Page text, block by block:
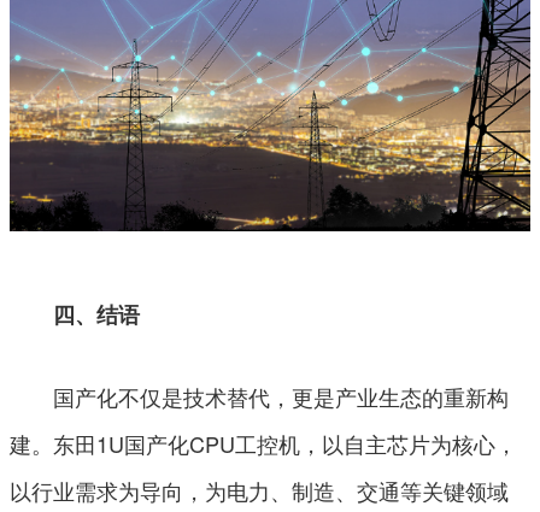
四、结语
国产化不仅是技术替代，更是产业生态的重新构
建。东田1U国产化CPU工控机，以自主芯片为核心，
以行业需求为导向，为电力、制造、交通等关键领域